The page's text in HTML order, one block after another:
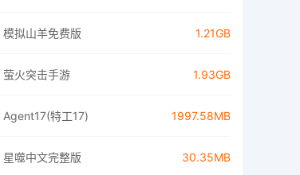
模拟山羊免费版 1.21GB
萤火突击手游 1.93GB
Agent17(特工17) 1997.58MB
星噬中文完整版 30.35MB